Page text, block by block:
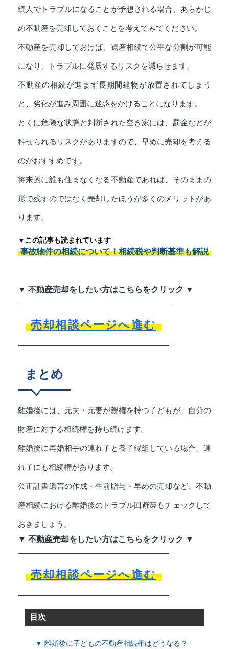
続人でトラブルになることが予想される場合、あらかじ
め不動産を売却しておくことを考えてみてください。
不動産を売却しておけば、遺産相続で公平な分割が可能
になり、トラブルに発展するリスクを減らせます。
不動産の相続が進まず長期間建物が放置されてしまう
と、劣化が進み周囲に迷惑をかけることになります。
とくに危険な状態と判断された空き家には、罰金などが
科せられるリスクがありますので、早めに売却を考える
のがおすすめです。
将来的に誰も住まなくなる不動産であれば、そのままの
形で残すのではなく売却したほうが多くのメリットがあ
ります。
▼この記事も読まれています
事故物件の相続について！相続税や判断基準も解説
▼ 不動産売却をしたい方はこちらをクリック ▼
売却相談ページへ進む
まとめ
離婚後には、元夫・元妻が親権を持つ子どもが、自分の
財産に対する相続権を持ち続けます。
離婚後に再婚相手の連れ子と養子縁組している場合、連
れ子にも相続権があります。
公正証書遺言の作成・生前贈与・早めの売却など、不動
産相続における離婚後のトラブル回避策もチェックして
おきましょう。
▼ 不動産売却をしたい方はこちらをクリック ▼
売却相談ページへ進む
目次
▼ 離婚後に子どもの不動産相続権はどうなる？